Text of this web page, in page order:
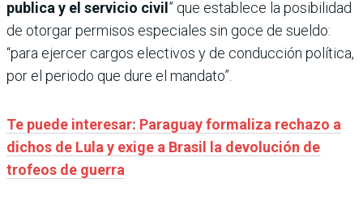
publica y el servicio civil ” que establece la posibilidad
de otorgar permisos especiales sin goce de sueldo:
“para ejercer cargos electivos y de conducción política,
por el periodo que dure el mandato”.
Te puede interesar: Paraguay formaliza rechazo a
dichos de Lula y exige a Brasil la devolución de
trofeos de guerra